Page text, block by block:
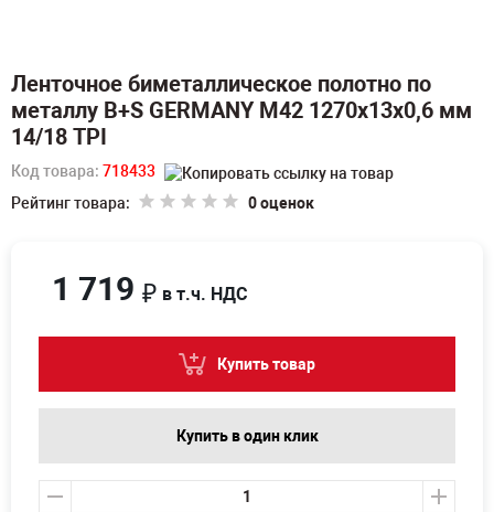
Ленточное биметаллическое полотно по
металлу B+S GERMANY M42 1270х13х0,6 мм
14/18 TPI
Код товара: 718433
Рейтинг товара:
0 оценок
1 719 ₽ в т.ч. НДС
Купить товар
Купить в один клик